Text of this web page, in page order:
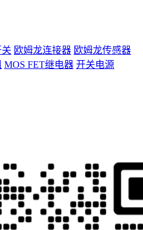
欧姆龙连接器 欧姆龙传感器
MOS FET继电器 开关电源